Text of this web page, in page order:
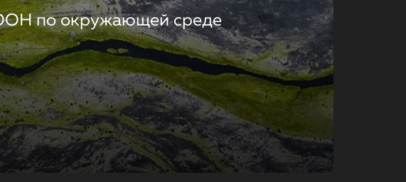
по окружающей среде